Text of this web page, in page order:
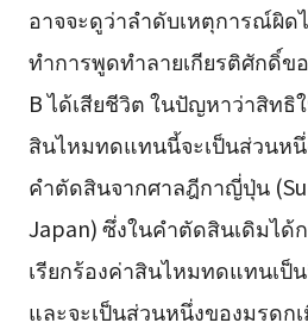
อาจจะดูว่าลำดับเหตุการณ์ผิ
ทำการพูดทำลายเกียรติศักดิ์ข
B ได้เสียชีวิต ในปัญหาว่าสิทธิ
สินไหมทดแทนนี้จะเป็นส่วนห
คำตัดสินจากศาลฎีกาญี่ปุ่น
Japan) ซึ่งในคำตัดสินเดิมได้
เรียกร้องค่าสินไหมทดแทนเป็
และจะเป็นส่วนหนึ่งของมรดก